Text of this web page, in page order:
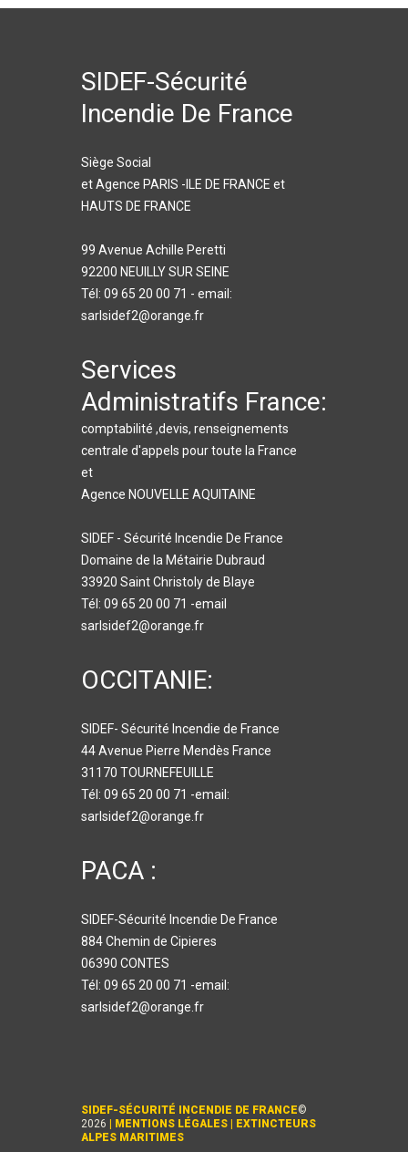
SIDEF-Sécurité
Incendie De France
Siège Social
et Agence PARIS -ILE DE FRANCE et
HAUTS DE FRANCE
99 Avenue Achille Peretti
92200 NEUILLY SUR SEINE
Tél: 09 65 20 00 71 - email:
sarlsidef2@orange.fr
Services
Administratifs France:
comptabilité ,devis, renseignements
centrale d'appels pour toute la France
et
Agence NOUVELLE AQUITAINE
SIDEF - Sécurité Incendie De France
Domaine de la Métairie Dubraud
33920 Saint Christoly de Blaye
Tél: 09 65 20 00 71 -email
sarlsidef2@orange.fr
OCCITANIE:
SIDEF- Sécurité Incendie de France
44 Avenue Pierre Mendès France
31170 TOURNEFEUILLE
Tél: 09 65 20 00 71 -email:
sarlsidef2@orange.fr
PACA :
SIDEF-Sécurité Incendie De France
884 Chemin de Cipieres
06390 CONTES
Tél: 09 65 20 00 71 -email:
sarlsidef2@orange.fr
SIDEF-SÉCURITÉ INCENDIE DE FRANCE©
2026
MENTIONS LÉGALES
EXTINCTEURS
ALPES MARITIMES